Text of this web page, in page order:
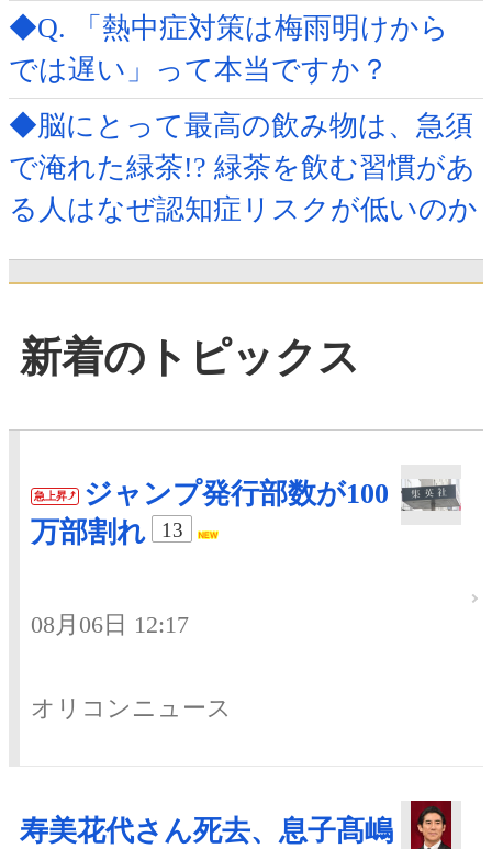
◆Q. 「熱中症対策は梅雨明けから
では遅い」って本当ですか？
◆脳にとって最高の飲み物は、急須
で淹れた緑茶!? 緑茶を飲む習慣があ
る人はなぜ認知症リスクが低いのか
新着のトピックス
急上昇
ジャンプ発行部数が100
万部割れ
13
08月06日 12:17
オリコンニュース
寿美花代さん死去、息子髙嶋